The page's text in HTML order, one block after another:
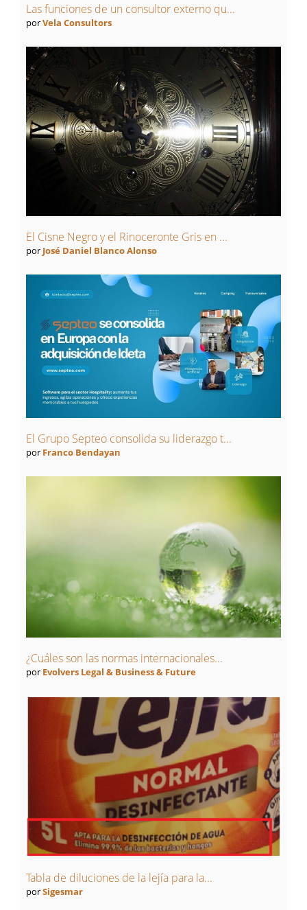
Las funciones de un consultor externo qu...
porVela Consultors
El Cisne Negro y el Rinoceronte Gris en ...
por José Daniel Blanco Alonso
El Grupo Septeo consolida su liderazgo t...
por Franco Bendayan
¿Cuáles son las normas internacionales...
por Evolvers Legal & Business & Future
Tabla de diluciones de la lejía para la...
porSigesmar